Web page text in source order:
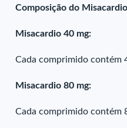
Composição do Misacardio
Misacardio 40 mg:
Cada comprimido contém
Misacardio 80 mg:
Cada comprimido contém